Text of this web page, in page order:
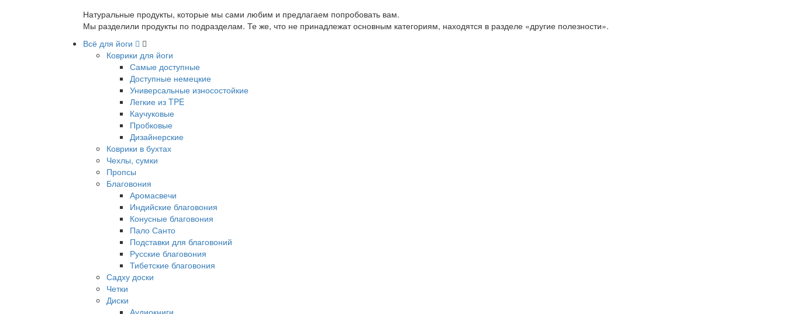
Натуральные продукты, которые мы сами любим и предлагаем попробовать вам.
Мы разделили продукты по подразделам. Те же, что не принадлежат основным категориям, находятся в разделе «другие полезности».
Всё для йоги
Коврики для йоги
Самые доступные
Доступные немецкие
Универсальные износостойкие
Легкие из TPE
Каучуковые
Пробковые
Дизайнерские
Коврики в бухтах
Чехлы, сумки
Пропсы
Благовония
Аромасвечи
Индийские благовония
Конусные благовония
Пало Санто
Подставки для благовоний
Русские благовония
Тибетские благовония
Садху доски
Четки
Диски
Аудиокниги